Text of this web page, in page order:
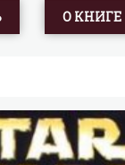
в тылу
катастрофой
7 ГЛАВА.
ЭТА КНИГА:
Ю ГЛАВУ ИЛИ
О КНИГЕ